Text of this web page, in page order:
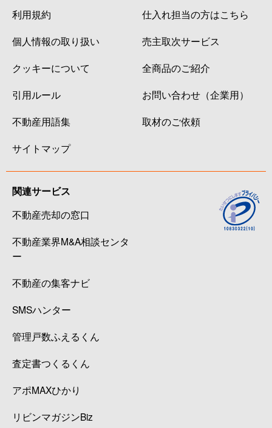
利用規約
個人情報の取り扱い
クッキーについて
引用ルール
不動産用語集
サイトマップ
仕入れ担当の方はこちら
売主取次サービス
全商品のご紹介
お問い合わせ（企業用）
取材のご依頼
関連サービス
不動産売却の窓口
不動産業界M&A相談センタ
ー
不動産の集客ナビ
SMSハンター
管理戸数ふえるくん
査定書つくるくん
アポMAXひかり
リビンマガジンBiz